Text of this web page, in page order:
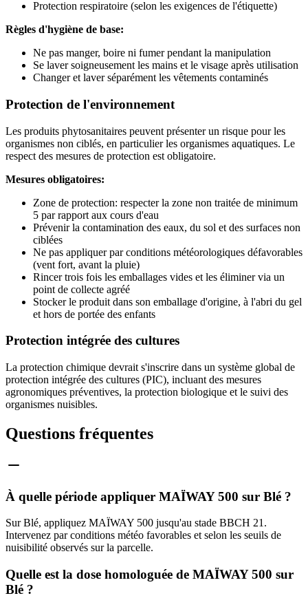
Protection respiratoire (selon les exigences de l'étiquette)
Règles d'hygiène de base:
Ne pas manger, boire ni fumer pendant la manipulation
Se laver soigneusement les mains et le visage après utilisation
Changer et laver séparément les vêtements contaminés
Protection de l'environnement
Les produits phytosanitaires peuvent présenter un risque pour les
organismes non ciblés, en particulier les organismes aquatiques. Le
respect des mesures de protection est obligatoire.
Mesures obligatoires:
Zone de protection: respecter la zone non traitée de minimum
5 par rapport aux cours d'eau
Prévenir la contamination des eaux, du sol et des surfaces non
ciblées
Ne pas appliquer par conditions météorologiques défavorables
(vent fort, avant la pluie)
Rincer trois fois les emballages vides et les éliminer via un
point de collecte agréé
Stocker le produit dans son emballage d'origine, à l'abri du gel
et hors de portée des enfants
Protection intégrée des cultures
La protection chimique devrait s'inscrire dans un système global de
protection intégrée des cultures (PIC), incluant des mesures
agronomiques préventives, la protection biologique et le suivi des
organismes nuisibles.
Questions fréquentes
À quelle période appliquer MAÏWAY 500 sur Blé ?
Sur Blé, appliquez MAÏWAY 500 jusqu'au stade BBCH 21.
Intervenez par conditions météo favorables et selon les seuils de
nuisibilité observés sur la parcelle.
Quelle est la dose homologuée de MAÏWAY 500 sur
Blé ?